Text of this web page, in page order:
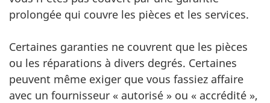
prolongée qui couvre les pièces et les services.
Certaines garanties ne couvrent que les pièces
ou les réparations à divers degrés. Certaines
peuvent même exiger que vous fassiez affaire
avec un fournisseur « autorisé » ou « accrédité »,